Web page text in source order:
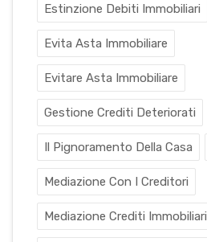
Estinzione Debiti Immobiliari
Evita Asta Immobiliare
Evitare Asta Immobiliare
Gestione Crediti Deteriorati
Il Pignoramento Della Casa
Mediazione Con I Creditori
Mediazione Crediti Immobiliari